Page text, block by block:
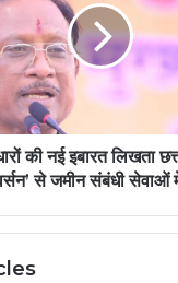
की नई इबारत लिखता
से जमीन संबंधी सेवाओं